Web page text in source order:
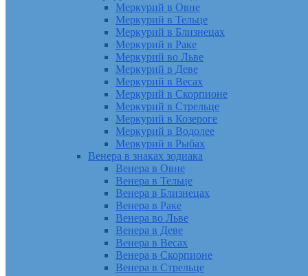
Меркурий в Овне
Меркурий в Тельце
Меркурий в Близнецах
Меркурий в Раке
Меркурий во Льве
Меркурий в Деве
Меркурий в Весах
Меркурий в Скорпионе
Меркурий в Стрельце
Меркурий в Козероге
Меркурий в Водолее
Меркурий в Рыбах
Венера в знаках зодиака
Венера в Овне
Венера в Тельце
Венера в Близнецах
Венера в Раке
Венера во Льве
Венера в Деве
Венера в Весах
Венера в Скорпионе
Венера в Стрельце